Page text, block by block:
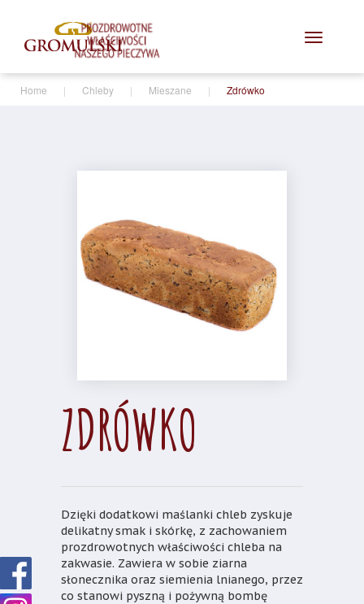
Toggle
Home | Chleby | Mieszane | Zdrówko
ZDRÓWKO
Dzięki dodatkowi maślanki chleb zyskuje
delikatny smak i skórkę, z zachowaniem
prozdrowotnych właściwości chleba na
zakwasie. Zawiera w sobie ziarna
słonecznika oraz siemienia lnianego, przez
co stanowi pyszną i pożywną bombę